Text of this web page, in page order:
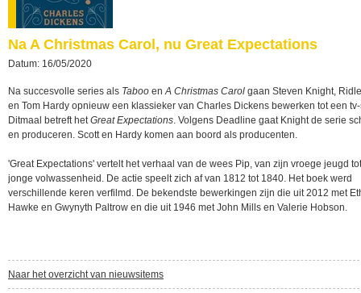
Na A Christmas Carol, nu Great Expectations
Datum: 16/05/2020
Na succesvolle series als Taboo enA Christmas Carol gaan Steven Knight,
en Tom Hardy opnieuw een klassieker van Charles Dickens bewerken tot een
Ditmaal betreft hetGreat Expectations. Volgens Deadline gaat Knight de serie
en produceren. Scott en Hardy komen aan boord als producenten.
'Great Expectations' vertelt het verhaal van de wees Pip, van zijn vroege jeugd
jonge volwassenheid. De actie speelt zich af van 1812 tot 1840. Het boek werd
verschillende keren verfilmd. De bekendste bewerkingen zijn die uit 2012 met
Hawke en Gwynyth Paltrow en die uit 1946 met John Mills en Valerie Hobson.
Naar het overzicht van nieuwsitems